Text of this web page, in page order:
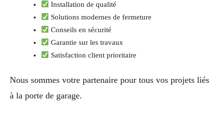
Installation de qualité
Solutions modernes de fermeture
Conseils en sécurité
Garantie sur les travaux
Satisfaction client prioritaire
Nous sommes votre partenaire pour tous vos projets liés
à la porte de garage.